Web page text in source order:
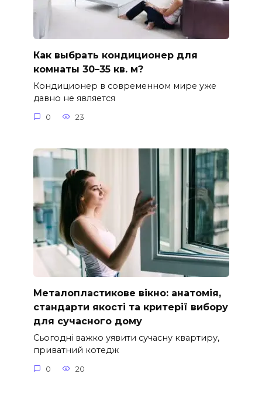
Как выбрать кондиционер для
комнаты 30–35 кв. м?
Кондиционер в современном мире уже
давно не является
0 23
Металопластикове вікно: анатомія,
стандарти якості та критерії вибору
для сучасного дому
Сьогодні важко уявити сучасну квартиру,
приватний котедж
0 20